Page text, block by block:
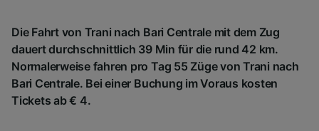
Die Fahrt von Trani nach Bari Centrale mit dem Zug
dauert durchschnittlich 39 Min für die rund 42 km.
Normalerweise fahren pro Tag 55 Züge von Trani nach
Bari Centrale. Bei einer Buchung im Voraus kosten
Tickets ab € 4.